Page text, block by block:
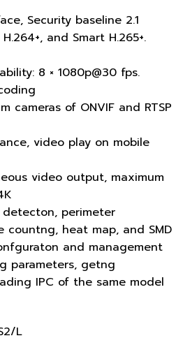
Security baseline 2.1
and Smart H.265+.
8 × 1080p@30 fps.
cameras of ONVIF and RTSP
video play on mobile
video output, maximum
detecton, perimeter
countng, heat map, and SMD
and management
parameters, getng
IPC of the same model
L